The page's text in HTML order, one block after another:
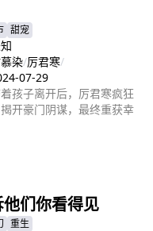
甜宠
染/厉君寒/
07-29
孩子离开后，厉君寒疯狂
开豪门阴谋，最终重获幸
们你看得见
重生